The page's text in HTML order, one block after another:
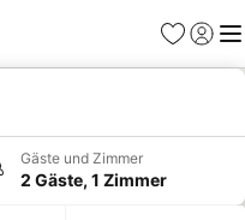
Favoriten
Gäste und Zimmer
2 Gäste, 1 Zimmer